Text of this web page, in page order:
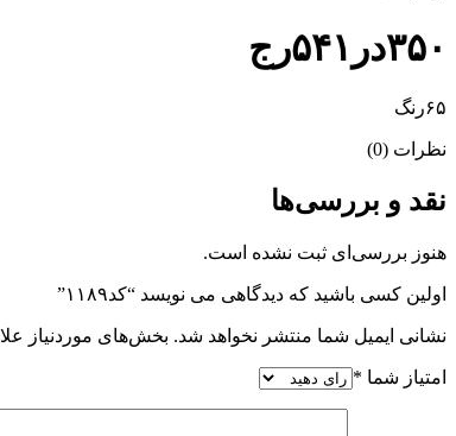
۳۵۰در۵۴۱رج
۶۵رنگ
نظرات (0)
نقد و بررسی‌ها
هنوز بررسی‌ای ثبت نشده است.
اولین کسی باشید که دیدگاهی می نویسد “کد۱۱۸۹”
نشانی ایمیل شما منتشر نخواهد شد. بخش‌های موردنیاز
امتیاز شما *